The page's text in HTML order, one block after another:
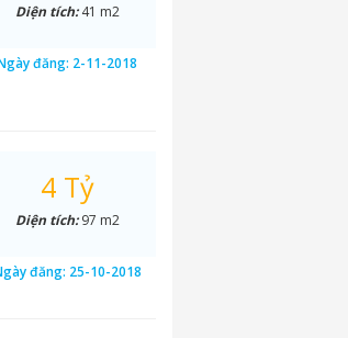
Diện tích:41 m2
đăng: 2-11-2018
4 Tỷ
Diện tích:97 m2
đăng: 25-10-2018